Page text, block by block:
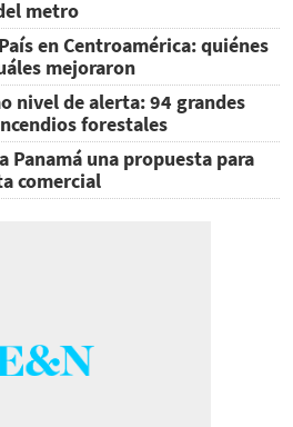
metro
en Centroamérica: quiénes
mejoraron
nivel de alerta: 94 grandes
forestales
Panamá una propuesta para
comercial